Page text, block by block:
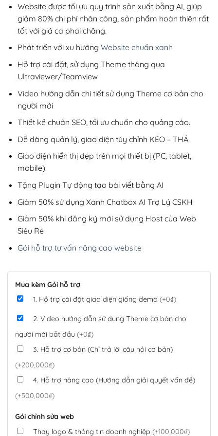
Website được tối ưu quy trình sản xuất bằng AI, giúp
giảm 80% chi phí nhân công, sản phẩm hoàn thiện rất
tốt với giá cả phải chăng.
Phát triển với xu hướng Website chuẩn xanh
Hỗ trợ cài đặt, sử dụng Theme thông qua
Ultraviewer/Teamview
Video hướng dẫn chi tiết sử dụng Theme cơ bản cho
người mới
Thiết kế chuẩn SEO, tối ưu chuẩn cho quảng cáo.
Dễ dàng quản lý, giao diện tùy chỉnh KÉO – THẢ.
Giao diện hiển thị đẹp trên mọi thiết bị (PC, tablet,
mobile).
Tặng Plugin Tự động tạo bài viết bằng AI
Giảm 50% sử dụng Xanh Chatbox AI Trợ Lý CSKH
Giảm 50% khi đăng ký mới sử dụng Host của Web
Siêu Rẻ
Gói hỗ trợ tư vấn nâng cao website
Mua kèm Gói hỗ trợ
1. Hỗ trợ cài đặt giao diện giống demo (+0₫)
2. Video hướng dẫn sử dụng Theme cơ bản cho
người mới bắt đầu (+0₫)
3. Hỗ trợ cơ bản (Chỉ trả lời câu hỏi cơ bản)
(+200,000₫)
4. Hỗ trợ nâng cao (Hướng dẫn giải quyết vấn đề)
(+500,000₫)
Gói chỉnh sửa web
Thay logo & thông tin doanh nghiệp (+100,000₫)